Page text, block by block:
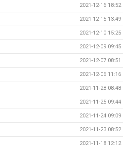
2021-12-16 18:52
2021-12-15 13:49
2021-12-10 15:25
2021-12-09 09:45
2021-12-07 08:51
2021-12-06 11:16
2021-11-28 08:48
2021-11-25 09:44
2021-11-24 09:09
2021-11-23 08:52
2021-11-18 12:12